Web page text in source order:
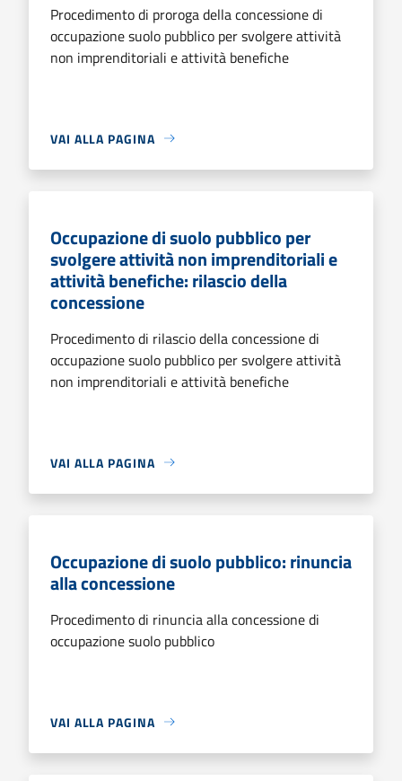
Procedimento di proroga della concessione di
occupazione suolo pubblico per svolgere attività
non imprenditoriali e attività benefiche
VAI ALLA PAGINA
Occupazione di suolo pubblico per
svolgere attività non imprenditoriali e
attività benefiche: rilascio della
concessione
Procedimento di rilascio della concessione di
occupazione suolo pubblico per svolgere attività
non imprenditoriali e attività benefiche
VAI ALLA PAGINA
Occupazione di suolo pubblico: rinuncia
alla concessione
Procedimento di rinuncia alla concessione di
occupazione suolo pubblico
VAI ALLA PAGINA